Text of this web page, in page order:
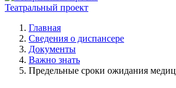
Театральный проект
Главная
Сведения о диспансере
Документы
Важно знать
Предельные сроки ожидания